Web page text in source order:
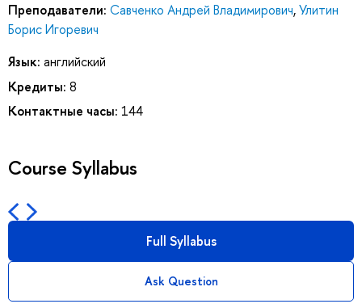
Преподаватели: Савченко Андрей Владимирович,Улитин
Борис Игоревич
Язык: английский
Кредиты: 8
Контактные часы: 144
Course Syllabus
Full Syllabus
Ask Question